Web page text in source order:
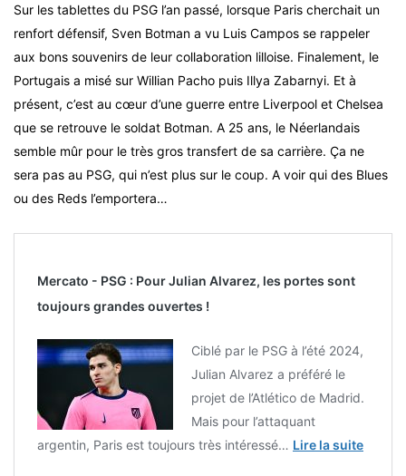
Sur les tablettes du PSG l’an passé, lorsque Paris cherchait un
renfort défensif, Sven Botman a vu Luis Campos se rappeler
aux bons souvenirs de leur collaboration lilloise. Finalement, le
Portugais a misé sur Willian Pacho puis Illya Zabarnyi. Et à
présent, c’est au cœur d’une guerre entre Liverpool et Chelsea
que se retrouve le soldat Botman. A 25 ans, le Néerlandais
semble mûr pour le très gros transfert de sa carrière. Ça ne
sera pas au PSG, qui n’est plus sur le coup. A voir qui des Blues
ou des Reds l’emportera…
Mercato - PSG : Pour Julian Alvarez, les portes sont
toujours grandes ouvertes !
Ciblé par le PSG à l’été 2024,
Julian Alvarez a préféré le
projet de l’Atlético de Madrid.
Mais pour l’attaquant
argentin, Paris est toujours très intéressé… Lire la suite